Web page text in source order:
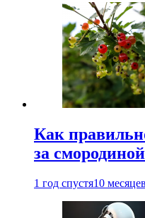
Как
за
1 год спустя10